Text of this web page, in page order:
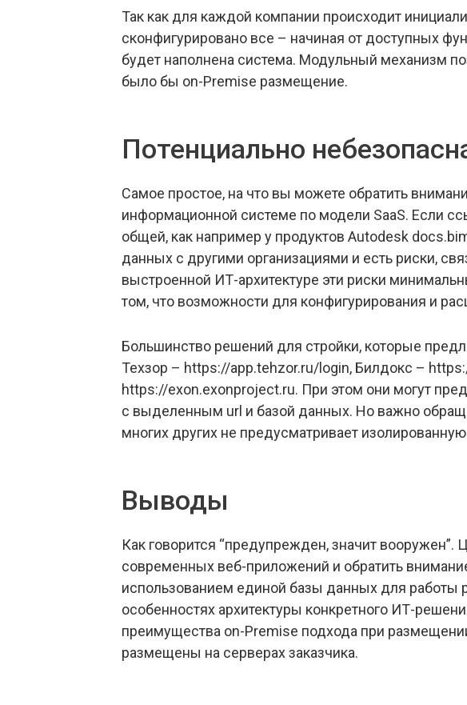
Так как для каждой компании происходит
сконфигурировано все – начиная от доступных
будет наполнена система. Модульный механизм
было бы on-Premise размещение.
Потенциально
Самое простое, на что вы можете обратить
информационной системе по модели SaaS. Если
общей, как например у продуктов Autodesk
данных с другими организациями и есть риски,
выстроенной ИТ-архитектуре эти риски
том, что возможности для конфигурирования и
Большинство решений для стройки, которые
Техзор – https://app.tehzor.ru/login, Билдокс –
https://exon.exonproject.ru. При этом они могут
с выделенным url и базой данных. Но важно
многих других не предусматривает
Выводы
Как говорится “предупрежден, значит вооружен”.
современных веб-приложений и обратить
использованием единой базы данных для работы
особенностях архитектуры конкретного ИТ-
преимущества on-Premise подхода при
размещены на серверах заказчика.